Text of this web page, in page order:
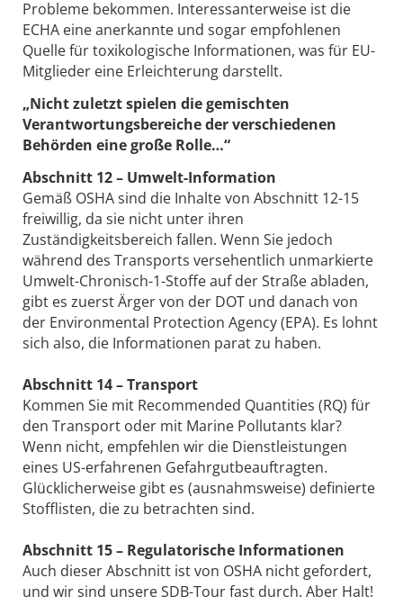
Pro­bleme bekommen. Interessanterweise ist die
ECHA eine anerkannte und sogar empfohlenen
Quelle für toxikologische Informationen, was für EU-
Mitglieder eine Erleichterung darstellt.
„Nicht zuletzt spielen die gemischten
Verantwortungsbereiche der verschiedenen
Behörden eine große Rolle…“
Abschnitt 12 – Umwelt-Information
Gemäß OSHA sind die Inhalte von Abschnitt 12-15
freiwillig, da sie nicht unter ihren
Zuständigkeitsbereich fallen. Wenn Sie jedoch
während des Transports versehentlich unmarkierte
Umwelt-Chronisch-1-Stoffe auf der Straße abladen,
gibt es zuerst Ärger von der DOT und danach von
der Environmental Protection Agency (EPA). Es lohnt
sich also, die Informationen parat zu haben.
Abschnitt 14 – Transport
Kommen Sie mit Recommended Quantities (RQ) für
den Transport oder mit Marine Pollutants klar?
Wenn nicht, empfehlen wir die Dienstleistungen
eines US-erfahrenen Gefahrgutbeauftragten.
Glücklicherweise gibt es (ausnahmsweise) definierte
Stofflisten, die zu betrachten sind.
Abschnitt 15 – Regulatorische Informationen
Auch dieser Abschnitt ist von OSHA nicht gefordert,
und wir sind unsere SDB-Tour fast durch. Aber Halt!